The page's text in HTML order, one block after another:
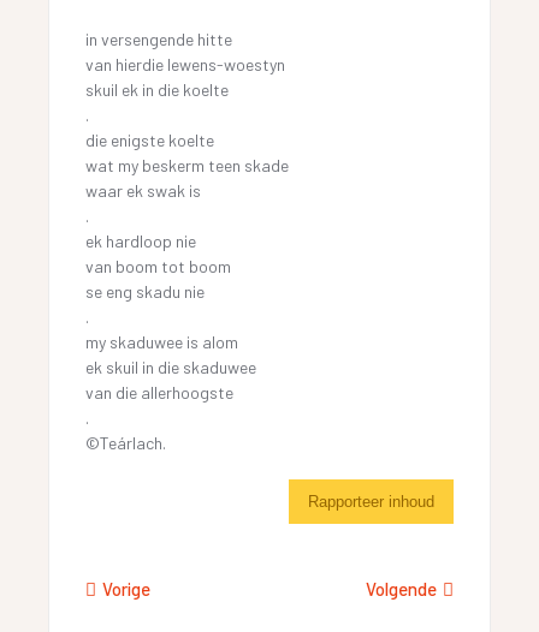
in versengende hitte
van hierdie lewens-woestyn
skuil ek in die koelte
.
die enigste koelte
wat my beskerm teen skade
waar ek swak is
.
ek hardloop nie
van boom tot boom
se eng skadu nie
.
my skaduwee is alom
ek skuil in die skaduwee
van die allerhoogste
.
©Teárlach.
Rapporteer inhoud
Vorige Volgende